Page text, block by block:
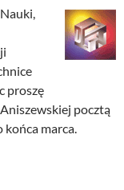
proszę
pocztą
marca.